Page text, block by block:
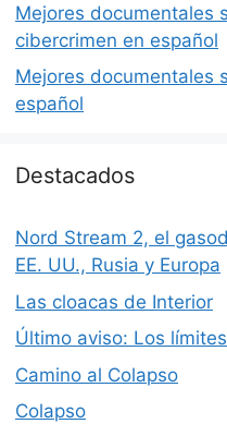
Mejores documentales
cibercrimen en español
Mejores documentales
español
Destacados
Nord Stream 2, el
EE. UU., Rusia y Europa
Las cloacas de Interior
Último aviso: Los
Camino al Colapso
Colapso